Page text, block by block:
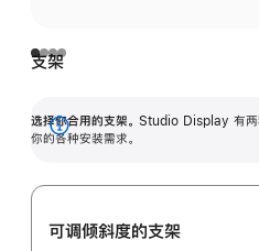
支架
选择你合用的支架。 Studio Display 有两
你的各种安装需求。
展
可调倾斜度的支架